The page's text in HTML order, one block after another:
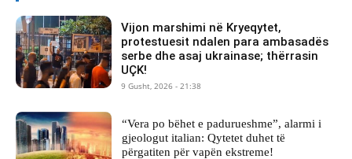
Vijon marshimi në Kryeqytet,
protestuesit ndalen para ambasadës
serbe dhe asaj ukrainase; thërrasin
UÇK!
9 Gusht, 2026 - 21:38
“Vera po bëhet e padurueshme”, alarmi i
gjeologut italian: Qytetet duhet të
përgatiten për vapën ekstreme!